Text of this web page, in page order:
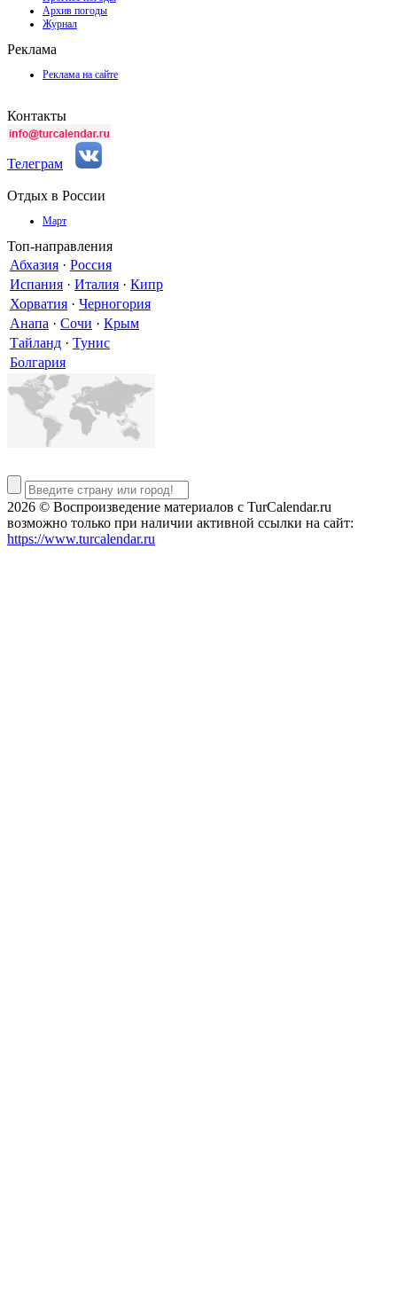
Архив погоды
Журнал
Реклама
Реклама на сайте
Контакты
Телеграм
Отдых в России
Март
Топ-направления
Абхазия · Россия
Испания · Италия · Кипр
Хорватия · Черногория
Анапа · Сочи · Крым
Тайланд · Тунис
Болгария
2026 © Воспроизведение материалов c TurCalendar.ru
возможно только при наличии активной ссылки на сайт:
https://www.turcalendar.ru